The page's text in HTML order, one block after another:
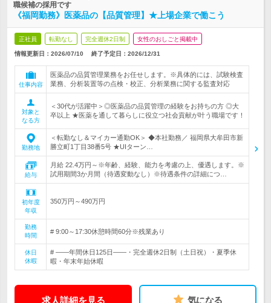
職候補の採用です
《福岡勤務》医薬品の【品質管理】★上場企業で働こう
正社員 転勤なし 完全週休2日制 女性のおしごと掲載中
情報更新日：2026/07/10 終了予定日： 2026/12/31
仕事内容
医薬品の品質管理業務をお任せします。※具体的には、試験検査
業務、分析装置等の点検・校正、分析業務に関する監査対応
対象と
なる方
＜30代が活躍中＞◎医薬品の品質管理の経験をお持ちの方 ◎大
卒以上 ★医薬を通して暮らしに役立つ社会貢献が叶う職場です！
勤務地
＜転勤なし＆マイカー通勤OK＞ ◆本社勤務／ 福岡県大牟田市新
勝立町1丁目38番5号 ★UIターン…
給与
月給 22.4万円～※年齢、経験、能力を考慮の上、優遇します。※
試用期間3か月間（待遇変動なし）※待遇条件の詳細につ…
初年度
年収
350万円～490万円
勤務
時間
# 9:00～17:30休憩時間60分※残業あり
休日
休暇
# ――年間休日125日――・完全週休2日制（土日祝）・夏季休
暇・年末年始休暇
求人詳細を見る 気になる